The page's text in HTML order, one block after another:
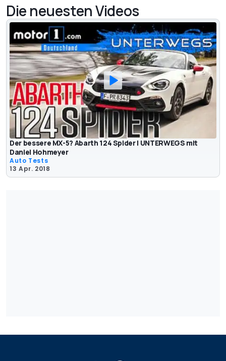
Die neuesten Videos
Der bessere MX-5? Abarth 124 Spider | UNTERWEGS mit
Daniel Hohmeyer
Auto Tests
13 Apr. 2018